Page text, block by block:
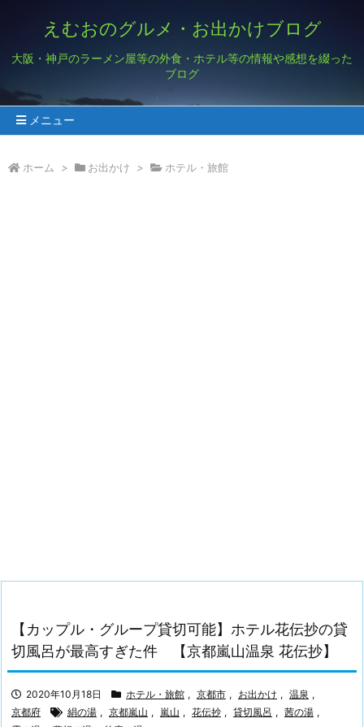
えむおのグルメ・お出かけブログ
大阪・神戸のラーメン屋等の外食・ホテル等の情報や感想を綴った
ブログ
メニュー
ホーム > お出かけ > ホテル・旅館
【カップル・グループ貸切可能】ホテル花伝抄の貸
切風呂が最高すぎた件 【京都嵐山温泉 花伝抄】
2020年10月18日 ホテル・旅館 , 京都市 , お出かけ , 温泉 ,
京都府
絹の湯 , 京都嵐山 , 嵐山 , 花伝抄 , 貸切風呂 , 茜の湯 ,